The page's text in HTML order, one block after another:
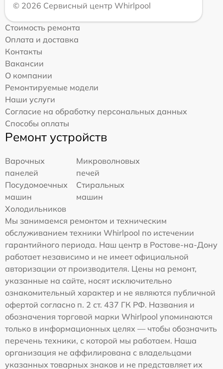
© 2026 Сервисный центр Whirlpool
Стоимость ремонта
Оплата и доставка
Контакты
Вакансии
О компании
Ремонтируемые модели
Наши услуги
Согласие на обработку персональных данных
Способы оплаты
Ремонт устройств
Варочных
панелей
Микроволновых
печей
Посудомоечных
машин
Стиральных
машин
Холодильников
Мы занимаемся ремонтом и техническим
обслуживанием техники Whirlpool по истечении
гарантийного периода. Наш центр в Ростове-на-Дону
работает независимо и не имеет официальной
авторизации от производителя. Цены на ремонт,
указанные на сайте, носят исключительно
ознакомительный характер и не являются публичной
офертой согласно п. 2 ст. 437 ГК РФ. Названия и
обозначения торговой марки Whirlpool упоминаются
только в информационных целях — чтобы обозначить
перечень техники, с которой мы работаем. Наша
организация не аффилирована с владельцами
указанных товарных знаков и не представляет их